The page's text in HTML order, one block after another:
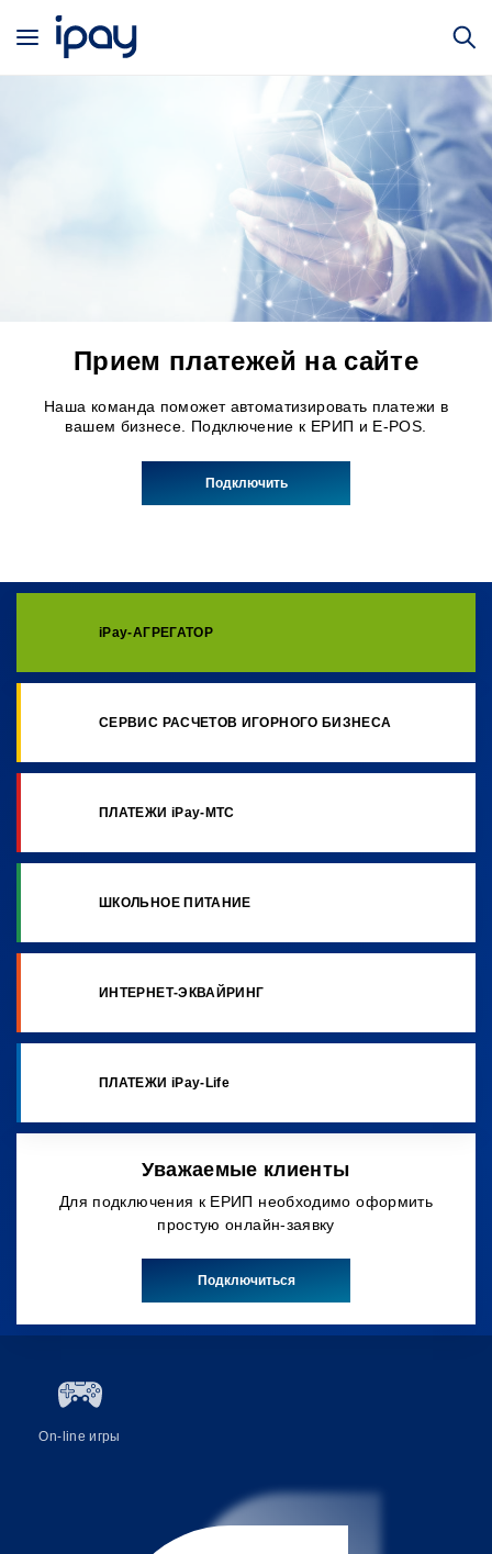
Прием платежей на сайте
бизнеса.
Наша команда поможет автоматизировать платежи в
вашем бизнесе. Подключение к ЕРИП и E-POS.
счета мобильного телефона через официального
агрегатора iPay.
Подключить
iPay-АГРЕГАТОР
Уважаемые клиенты
Для подключения к ЕРИП необходимо оформить
простую онлайн-заявку
Подключиться
СЕРВИС РАСЧЕТОВ ИГОРНОГО БИЗНЕСА
ПЛАТЕЖИ iPay-МТС
ШКОЛЬНОЕ ПИТАНИЕ
ИНТЕРНЕТ-ЭКВАЙРИНГ
ПЛАТЕЖИ iPay-Life
On-line игры